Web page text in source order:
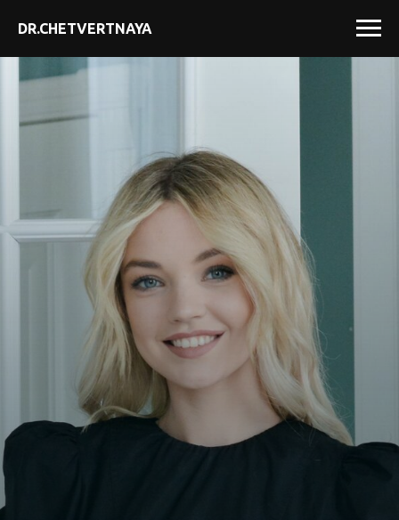
DR.CHETVERTNAYA